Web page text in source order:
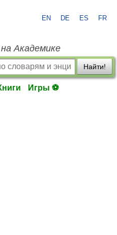
EN DE ES FR
Академике
Найти!
Игры ⚽